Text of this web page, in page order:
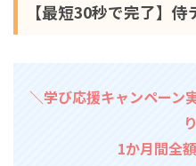
【最短30秒で完了】
＼学び応援キャンペーン
1か月間全